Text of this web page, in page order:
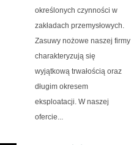
określonych czynności w
zakładach przemysłowych.
Zasuwy nożowe naszej firmy
charakteryzują się
wyjątkową trwałością oraz
długim okresem
eksploatacji. W naszej
ofercie...